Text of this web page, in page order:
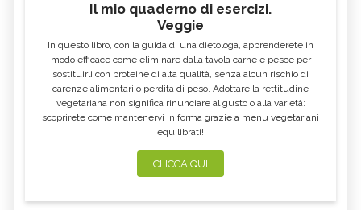
Il mio quaderno di esercizi.
Veggie
In questo libro, con la guida di una dietologa, apprenderete in
modo efficace come eliminare dalla tavola carne e pesce per
sostituirli con proteine di alta qualità, senza alcun rischio di
carenze alimentari o perdita di peso. Adottare la rettitudine
vegetariana non significa rinunciare al gusto o alla varietà:
scoprirete come mantenervi in forma grazie a menu vegetariani
equilibrati!
CLICCA QUI